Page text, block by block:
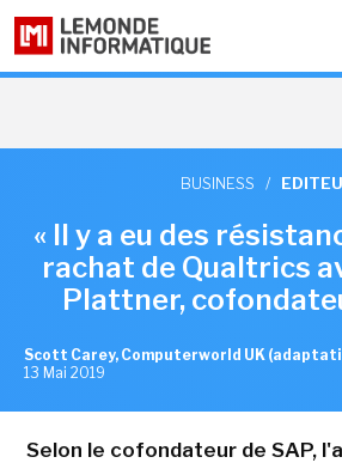
BUSINESS /
« Il y a eu des
rachat de Qualtrics
Plattner,
Scott Carey, Computerworld UK
13 Mai 2019
Selon le cofondateur de SAP,